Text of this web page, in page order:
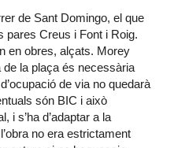
de Sant Domingo, el que
pares Creus i Font i Roig.
en obres, alçats. Morey
de la plaça és necessària
de via no quedarà
són BIC i això
i s’ha d’adaptar a la
no era estrictament